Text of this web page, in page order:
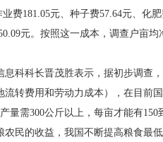
费181.05元、种子费57.64元、化
元。按照这一成本，调查户亩均
科科长晋茂胜表示，据初步调查
流转费用和劳动力成本），在目前
量需300公斤以上，每亩才能有150
民的收益，我国不断提高粮食最